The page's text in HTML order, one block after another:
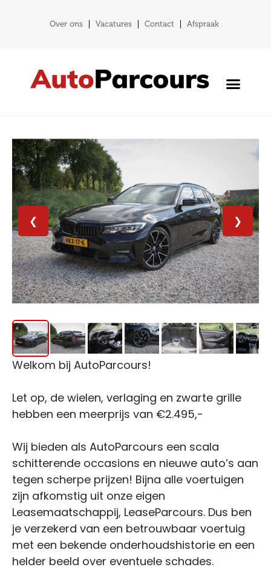
Over ons Vacatures Contact Afspraak
❮ ❯
Welkom bij AutoParcours!
Let op, de wielen, verlaging en zwarte grille
hebben een meerprijs van €2.495,-
Wij bieden als AutoParcours een scala
schitterende occasions en nieuwe auto’s aan
tegen scherpe prijzen! Bijna alle voertuigen
zijn afkomstig uit onze eigen
Leasemaatschappij, LeaseParcours. Dus ben
je verzekerd van een betrouwbaar voertuig
met een bekende onderhoudshistorie en een
helder beeld over eventuele schades.